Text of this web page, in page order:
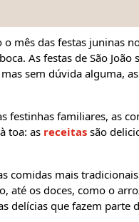
mês das festas juninas
As festas de São
sem dúvida alguma,
festinhas familiares, as
toa: as receitas são
comidas mais
até os doces, como o
delícias que fazem parte